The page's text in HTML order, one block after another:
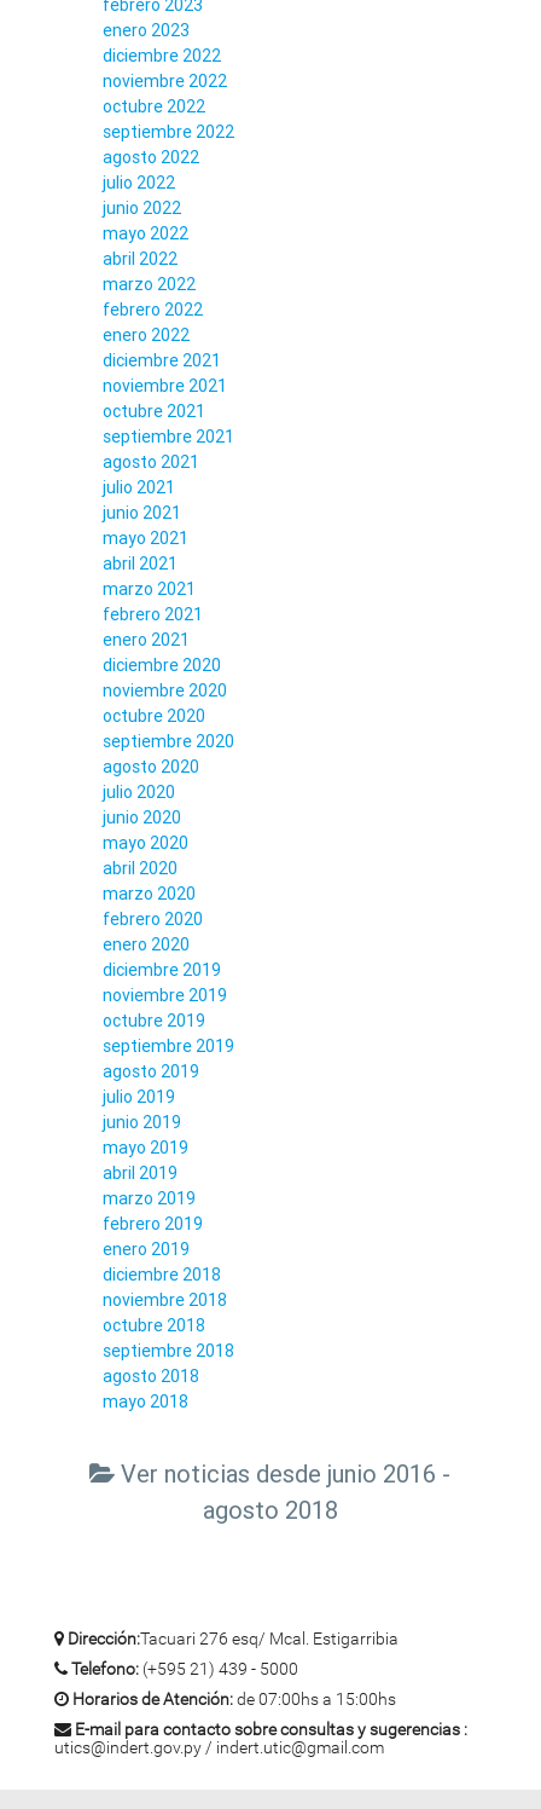
febrero 2023
enero 2023
diciembre 2022
noviembre 2022
octubre 2022
septiembre 2022
agosto 2022
julio 2022
junio 2022
mayo 2022
abril 2022
marzo 2022
febrero 2022
enero 2022
diciembre 2021
noviembre 2021
octubre 2021
septiembre 2021
agosto 2021
julio 2021
junio 2021
mayo 2021
abril 2021
marzo 2021
febrero 2021
enero 2021
diciembre 2020
noviembre 2020
octubre 2020
septiembre 2020
agosto 2020
julio 2020
junio 2020
mayo 2020
abril 2020
marzo 2020
febrero 2020
enero 2020
diciembre 2019
noviembre 2019
octubre 2019
septiembre 2019
agosto 2019
julio 2019
junio 2019
mayo 2019
abril 2019
marzo 2019
febrero 2019
enero 2019
diciembre 2018
noviembre 2018
octubre 2018
septiembre 2018
agosto 2018
mayo 2018
Ver noticias desde junio 2016 -
agosto 2018
Dirección:Tacuari 276 esq/ Mcal. Estigarribia
Telefono:(+595 21) 439 - 5000
Horarios de Atención:de 07:00hs a 15:00hs
E-mail para contacto sobre consultas y sugerencias :
utics@indert.gov.py / indert.utic@gmail.com